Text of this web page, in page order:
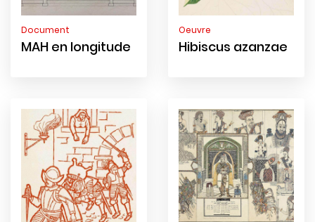
Document
MAH en longitude
Oeuvre
Hibiscus azanzae